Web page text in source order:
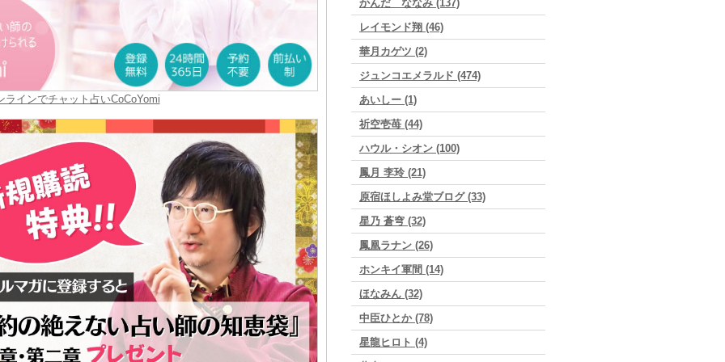
ラインでチャット占いCoCoYomi
かんだ ななみ (137)
レイモンド翔 (46)
華月カゲツ (2)
ジュンコエメラルド (474)
あいしー (1)
祈空壱苺 (44)
ハウル・シオン (100)
鳳月 李玲 (21)
原宿ほしよみ堂ブログ (33)
星乃 蒼穹 (32)
鳳凰ラナン (26)
ホンキイ軍間 (14)
ほなみん (32)
中臣ひとか (78)
星龍ヒロト (4)